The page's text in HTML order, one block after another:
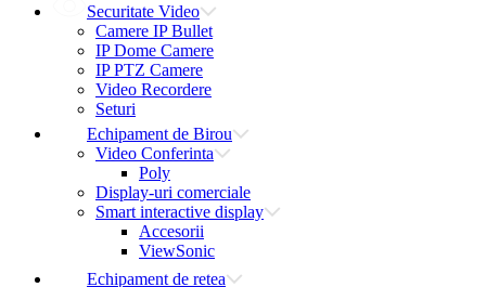
Securitate Video
Camere IP Bullet
IP Dome Camere
IP PTZ Camere
Video Recordere
Seturi
Echipament de Birou
Video Conferinta
Poly
Display-uri comerciale
Smart interactive display
Accesorii
ViewSonic
Echipament de retea